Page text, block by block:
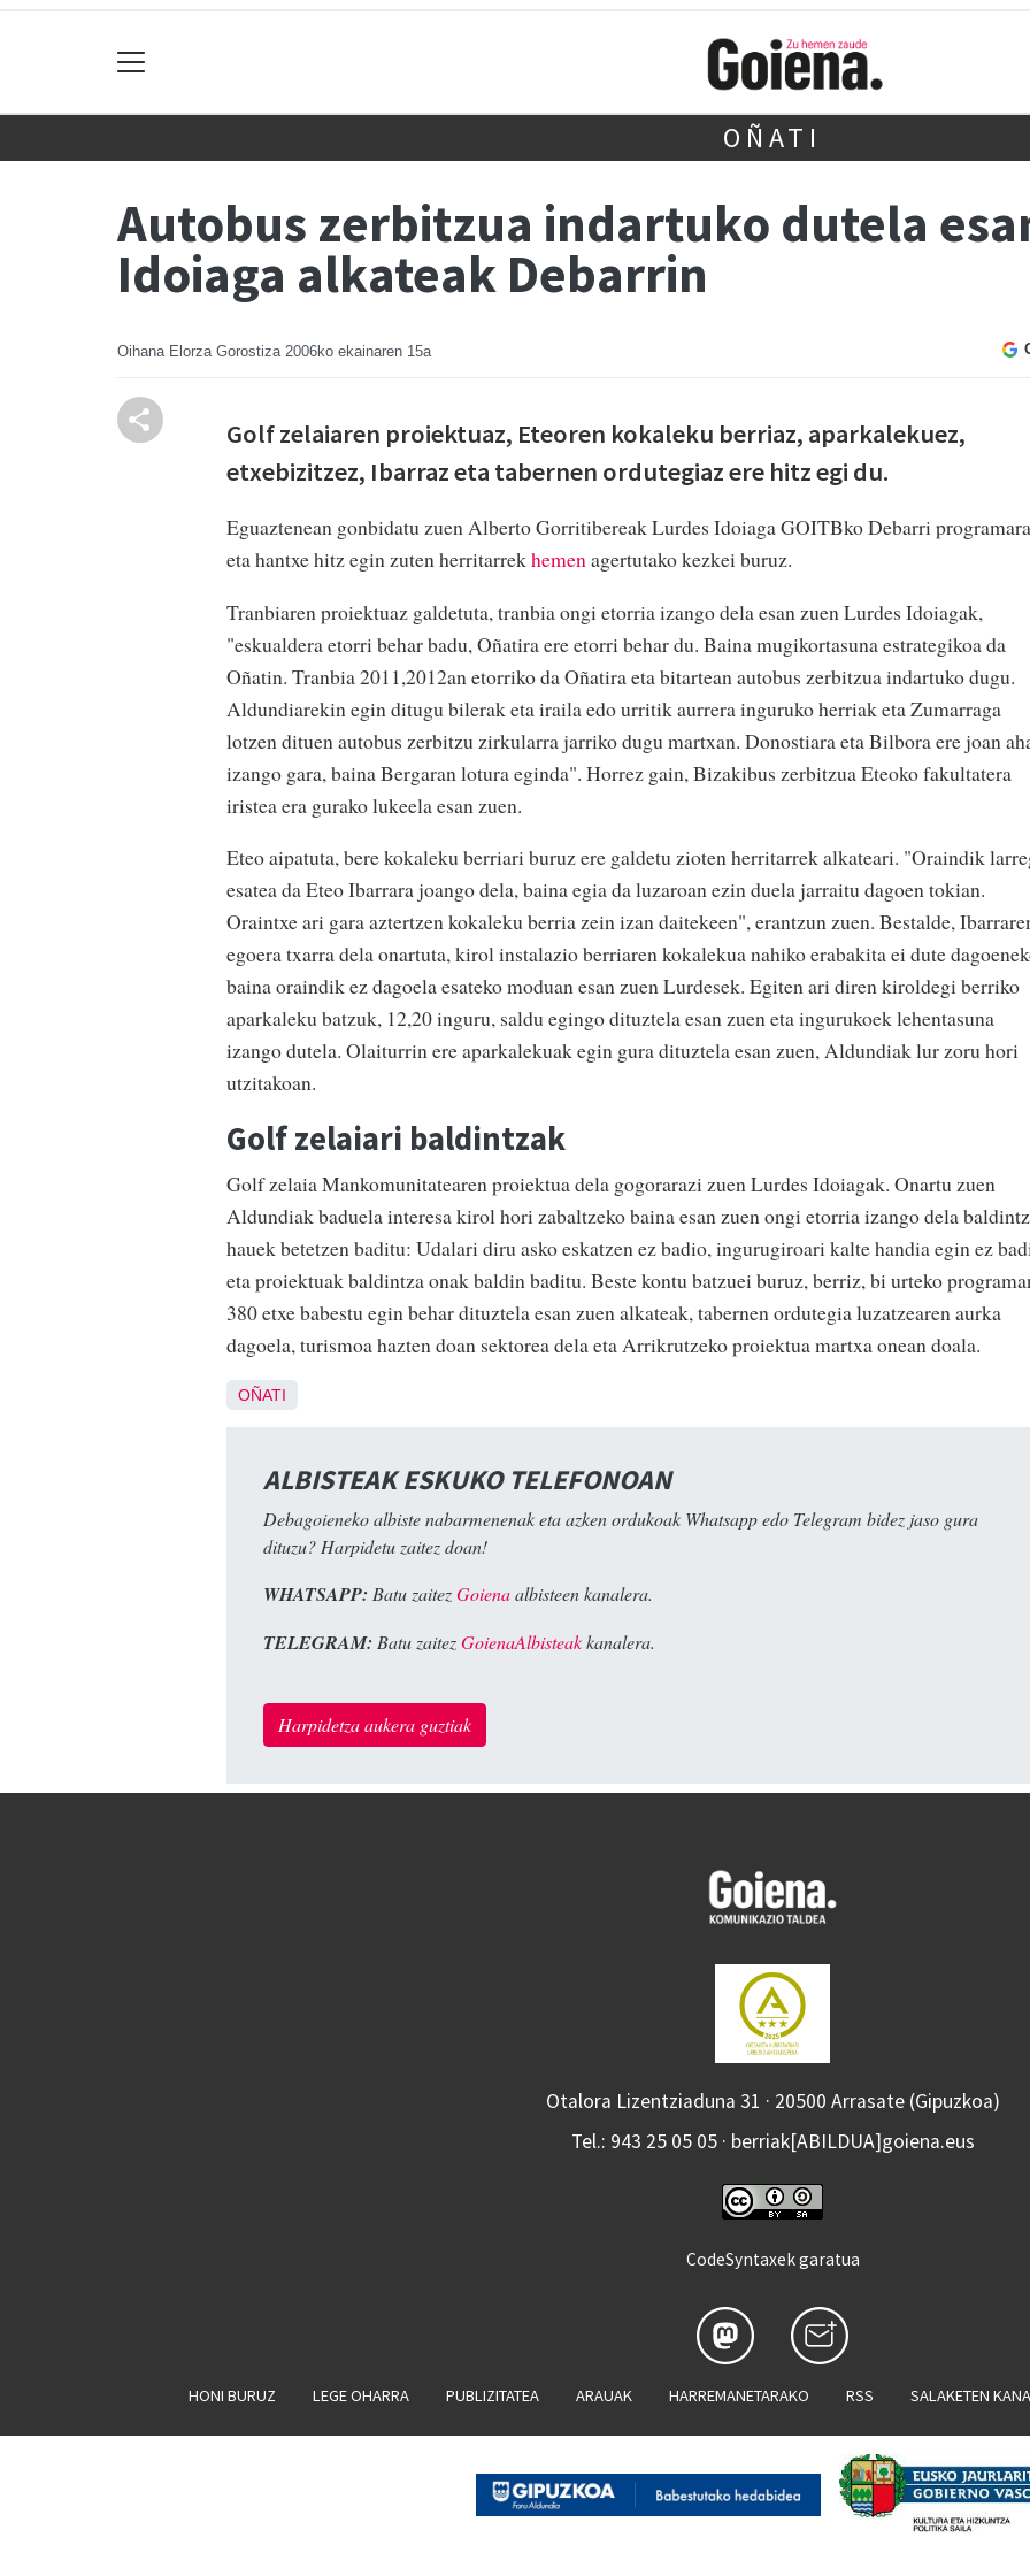
OÑATI
Autobus zerbitzua indartuko dutela
Idoiaga alkateak Debarrin
Oihana Elorza Gorostiza 2006ko ekainaren 15a
Golf zelaiaren proiektuaz, Eteoren kokaleku berriaz, aparkalekuez,
etxebizitzez, Ibarraz eta tabernen ordutegiaz ere hitz egi du.
Eguaztenean gonbidatu zuen Alberto Gorritibereak Lurdes Idoiaga GOITBko Debarri programara
eta hantxe hitz egin zuten herritarrekhemenagertutako kezkei buruz.
Tranbiaren proiektuaz galdetuta, tranbia ongi etorria izango dela esan zuen Lurdes Idoiagak,
"eskualdera etorri behar badu, Oñatira ere etorri behar du. Baina mugikortasuna estrategikoa da
Oñatin. Tranbia 2011,2012an etorriko da Oñatira eta bitartean autobus zerbitzua indartuko dugu.
Aldundiarekin egin ditugu bilerak eta iraila edo urritik aurrera inguruko herriak eta Zumarraga
lotzen dituen autobus zerbitzu zirkularra jarriko dugu martxan. Donostiara eta Bilbora ere joan
izango gara, baina Bergaran lotura eginda". Horrez gain, Bizakibus zerbitzua Eteoko fakultatera
iristea era gurako lukeela esan zuen.
Eteo aipatuta, bere kokaleku berriari buruz ere galdetu zioten herritarrek alkateari. "Oraindik
esatea da Eteo Ibarrara joango dela, baina egia da luzaroan ezin duela jarraitu dagoen tokian.
Oraintxe ari gara aztertzen kokaleku berria zein izan daitekeen", erantzun zuen. Bestalde,
egoera txarra dela onartuta, kirol instalazio berriaren kokalekua nahiko erabakita ei dute
baina oraindik ez dagoela esateko moduan esan zuen Lurdesek. Egiten ari diren kiroldegi berriko
aparkaleku batzuk, 12,20 inguru, saldu egingo dituztela esan zuen eta ingurukoek lehentasuna
izango dutela. Olaiturrin ere aparkalekuak egin gura dituztela esan zuen, Aldundiak lur zoru hori
utzitakoan.
Golf zelaiari baldintzak
Golf zelaia Mankomunitatearen proiektua dela gogorarazi zuen Lurdes Idoiagak. Onartu zuen
Aldundiak baduela interesa kirol hori zabaltzeko baina esan zuen ongi etorria izango dela
hauek betetzen baditu: Udalari diru asko eskatzen ez badio, ingurugiroari kalte handia egin ez
eta proiektuak baldintza onak baldin baditu. Beste kontu batzuei buruz, berriz, bi urteko
380 etxe babestu egin behar dituztela esan zuen alkateak, tabernen ordutegia luzatzearen aurka
dagoela, turismoa hazten doan sektorea dela eta Arrikrutzeko proiektua martxa onean doala.
OÑATI
ALBISTEAK ESKUKO TELEFONOAN
Debagoieneko albiste nabarmenenak eta azken ordukoak Whatsapp edo Telegram bidez jaso gura
dituzu? Harpidetu zaitez doan!
WHATSAPP: Batu zaitezGoienaalbisteen kanalera.
TELEGRAM: Batu zaitezGoienaAlbisteakkanalera.
Harpidetza aukera guztiak
Otalora Lizentziaduna 31 · 20500 Arrasate (Gipuzkoa)
Tel.: 943 25 05 05 · berriak[ABILDUA]goiena.eus
CodeSyntaxek garatua
HONI BURUZ LEGE OHARRA PUBLIZITATEA ARAUAK HARREMANETARAKO RSS SALAKETEN